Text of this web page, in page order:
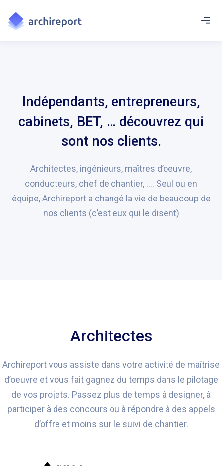
Indépendants, entrepreneurs,
cabinets, BET, … découvrez qui
sont nos clients.
Architectes, ingénieurs, maîtres d’oeuvre,
conducteurs, chef de chantier, …. Seul ou en
équipe, Archireport a changé la vie de beaucoup de
nos clients (c’est eux qui le disent)
Architectes
Archireport vous assiste dans votre activité de maîtrise
d’oeuvre et vous fait gagnez du temps dans le pilotage
de vos projets. Passez plus de temps à designer, à
participer à des concours ou à répondre à des appels
d’offre et moins sur le suivi de chantier.